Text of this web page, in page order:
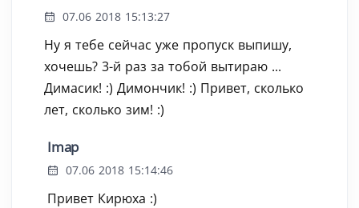
07.06 2018 15:13:27
Ну я тебе сейчас уже пропуск выпишу,
хочешь? 3-й раз за тобой вытираю ...
Димасик! :) Димончик! :) Привет, сколько
лет, сколько зим! :)
Imap
07.06 2018 15:14:46
Привет Кирюха :)